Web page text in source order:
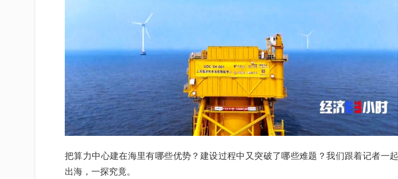
把算力中心建在海里有哪些优势？建设过程中又突破了哪些难题？我们跟着记者一起
出海，一探究竟。